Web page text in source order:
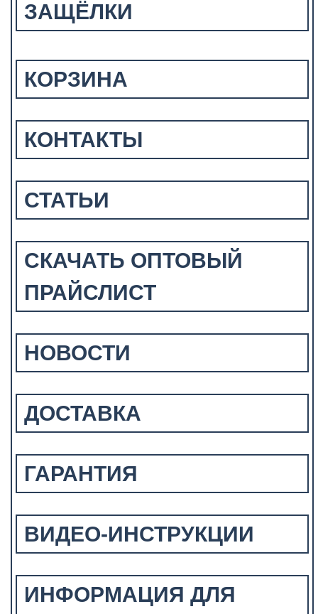
ЗАЩЁЛКИ
КОРЗИНА
КОНТАКТЫ
СТАТЬИ
СКАЧАТЬ ОПТОВЫЙ
ПРАЙСЛИСТ
НОВОСТИ
ДОСТАВКА
ГАРАНТИЯ
ВИДЕО-ИНСТРУКЦИИ
ИНФОРМАЦИЯ ДЛЯ